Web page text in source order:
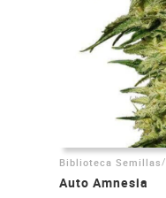
Biblioteca Semillas /
Auto Amnesia